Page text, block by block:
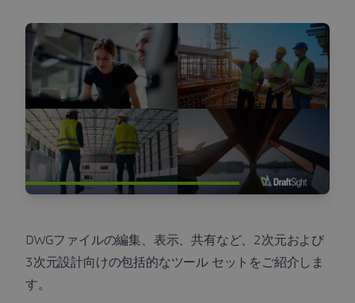
DWGファイルの編集、表示、共有など、2次元および
3次元設計向けの包括的なツール セットをご紹介しま
す。